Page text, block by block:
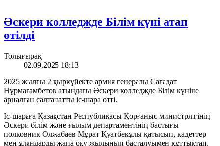
Әскери колледжде Білім күні атап
өтілді
Толығырақ
02.09.2025 18:13
2025 жылғы 2 қыркүйекте армия генералы Сағадат
Нұрмағамбетов атындағы Әскери колледжде Білім күніне
арналған салтанатты іс-шара өтті.
Іс-шараға Қазақстан Республикасы Қорғаныс министрлігінің
Әскери білім және ғылым департаментінің бастығы
полковник Олжабаев Мұрат Қуатбекұлы қатысып, кадеттер
мен ұландарды жаңа оқу жылының басталуымен құттықтап,